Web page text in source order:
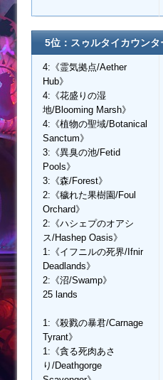
5位：スゥルタイカウン
4:《霊気拠点/Aether
Hub》
4:《花盛りの湿
地/Blooming Marsh》
4:《植物の聖域/Botanical
Sanctum》
3:《異臭の池/Fetid
Pools》
3:《森/Forest》
2:《穢れた果樹園/Foul
Orchard》
2:《ハシェプのオアシ
ス/Hashep Oasis》
1:《イフニルの死界/Ifnir
Deadlands》
2:《沼/Swamp》
25 lands
1:《殺戮の暴君/Carnage
Tyrant》
1:《貪る死肉あさ
り/Deathgorge